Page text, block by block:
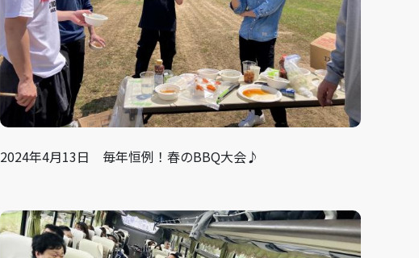
2024年4月13日 毎年恒例！春のBBQ大会♪